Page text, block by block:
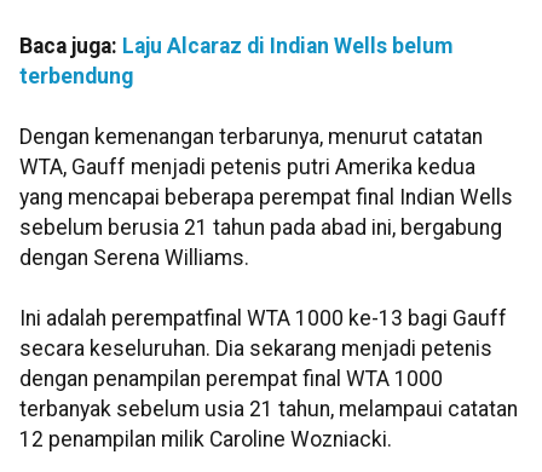
Baca juga: Laju Alcaraz di Indian Wells belum
terbendung
Dengan kemenangan terbarunya, menurut catatan
WTA, Gauff menjadi petenis putri Amerika kedua
yang mencapai beberapa perempat final Indian Wells
sebelum berusia 21 tahun pada abad ini, bergabung
dengan Serena Williams.
Ini adalah perempatfinal WTA 1000 ke-13 bagi Gauff
secara keseluruhan. Dia sekarang menjadi petenis
dengan penampilan perempat final WTA 1000
terbanyak sebelum usia 21 tahun, melampaui catatan
12 penampilan milik Caroline Wozniacki.